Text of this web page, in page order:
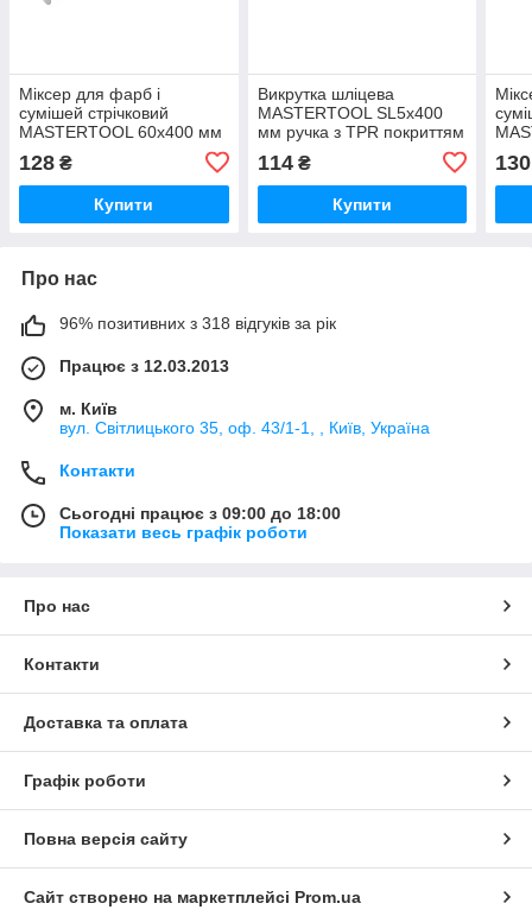
Міксер для фарб і
сумішей стрічковий
MASTERTOOL 60х400 мм
128 ₴
Купити
Викрутка шліцева
MASTERTOOL SL5х400
мм ручка з TPR покриттям
114₴
Купити
130
Про нас
96% позитивних з 318 відгуків за рік
Працює з 12.03.2013
м. Київ
вул. Світлицького 35, оф. 43/1-1, , Київ, Україна
Контакти
Сьогодні працює з 09:00 до 18:00
Показати весь графік роботи
Про нас
Контакти
Доставка та оплата
Графік роботи
Повна версія сайту
Сайт створено на маркетплейсі Prom.ua